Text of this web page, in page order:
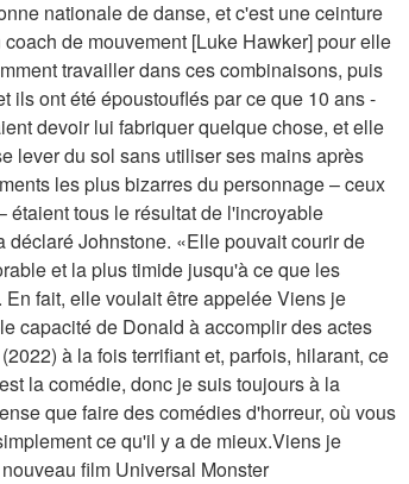
nationale de danse, et c'est une ceinture
de mouvement [Luke Hawker] pour elle
travailler dans ces combinaisons, puis
ils ont été époustouflés par ce que 10 ans -
devoir lui fabriquer quelque chose, et elle
lever du sol sans utiliser ses mains après
les plus bizarres du personnage – ceux
étaient tous le résultat de l'incroyable
Johnstone. «Elle pouvait courir de
et la plus timide jusqu'à ce que les
fait, elle voulait être appelée Viens je
capacité de Donald à accomplir des actes
à la fois terrifiant et, parfois, hilarant, ce
la comédie, donc je suis toujours à la
que faire des comédies d'horreur, où vous
ce qu'il y a de mieux.Viens je
film Universal Monster